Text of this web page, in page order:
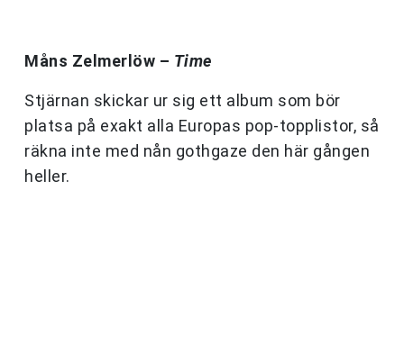
Måns Zelmerlöw – Time
Stjärnan skickar ur sig ett album som bör
platsa på exakt alla Europas pop-topplistor, så
räkna inte med nån gothgaze den här gången
heller.